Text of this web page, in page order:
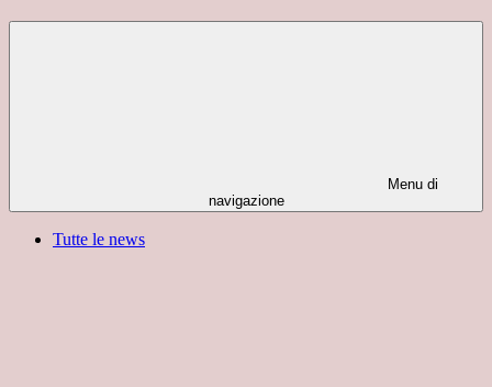
Menu di
navigazione
Tutte le news